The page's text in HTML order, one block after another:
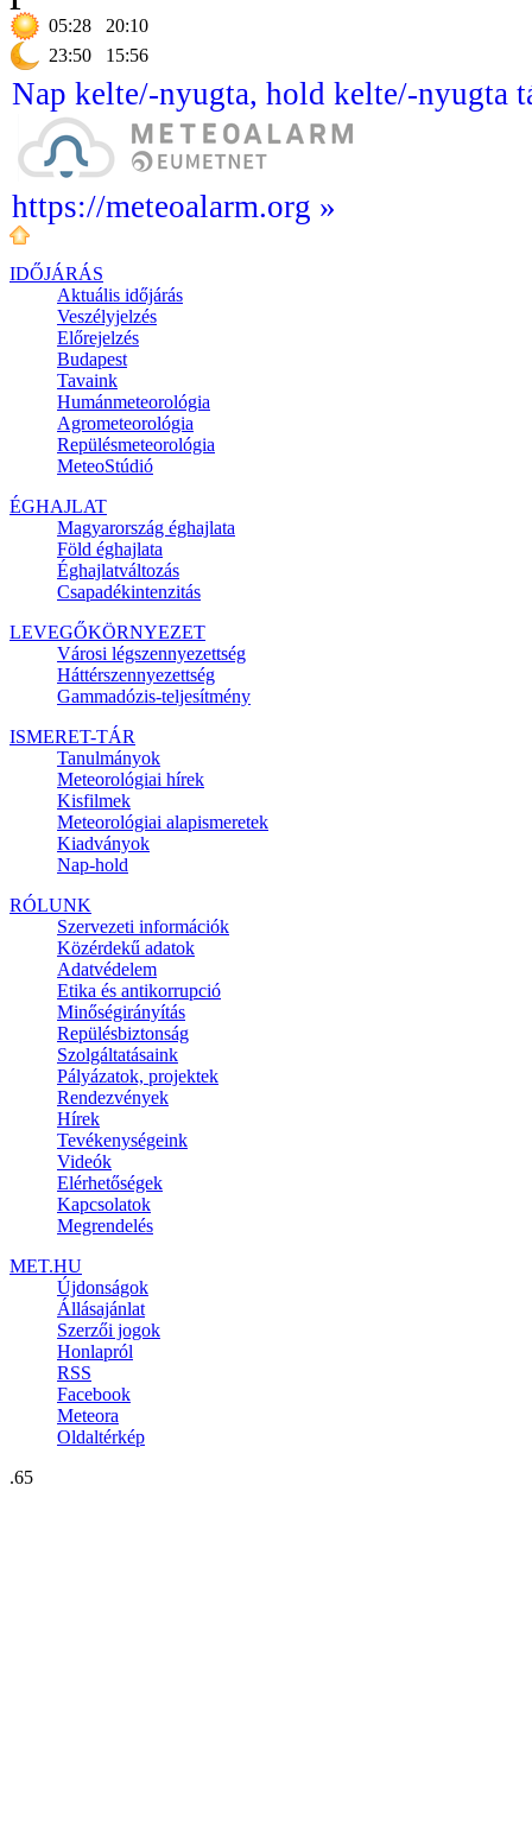
05:28
20:10
23:50
15:56
Nap kelte/-nyugta, hold kelte/-nyugta
https://meteoalarm.org »
IDŐJÁRÁS
Aktuális időjárás
Veszélyjelzés
Előrejelzés
Budapest
Tavaink
Humánmeteorológia
Agrometeorológia
Repülésmeteorológia
MeteoStúdió
ÉGHAJLAT
Magyarország éghajlata
Föld éghajlata
Éghajlatváltozás
Csapadékintenzitás
LEVEGŐKÖRNYEZET
Városi légszennyezettség
Háttérszennyezettség
Gammadózis-teljesítmény
ISMERET-TÁR
Tanulmányok
Meteorológiai hírek
Kisfilmek
Meteorológiai alapismeretek
Kiadványok
Nap-hold
RÓLUNK
Szervezeti információk
Közérdekű adatok
Adatvédelem
Etika és antikorrupció
Minőségirányítás
Repülésbiztonság
Szolgáltatásaink
Pályázatok, projektek
Rendezvények
Hírek
Tevékenységeink
Videók
Elérhetőségek
Kapcsolatok
Megrendelés
MET.HU
Újdonságok
Állásajánlat
Szerzői jogok
Honlapról
RSS
Facebook
Meteora
Oldaltérkép
.65